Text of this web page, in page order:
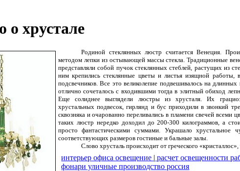
о хрустале
Родиной стеклянных люстр считается Венеция.
методом лепки из остывающей массы стекла. Традиционные
представляли собой пучок стеклянных стеблей, растущих из
ним крепились стеклянные цветы и листья изящной работы,
подсвечников. Все это великолепие подвешивалось на
отлично сочеталось с входившими тогда в элитный обиход
Еще солиднее выглядели люстры из хрусталя. Их
хрустальных подвесок, гирлянд и бус приходили в звонкий
сквозняка и очарованно переливались в пламени свечей всеми
таких люстр нередко доходил до 200-300 килограммов, а
просто фантастическими суммами. Украшало хрустальное
соответствующих размеров гостиные и бальные залы.
Слово хрусталь происходит от греческого «кристаллос»,
интерьер офиса освещение | расчет освещенности
фонари уличные производство россия